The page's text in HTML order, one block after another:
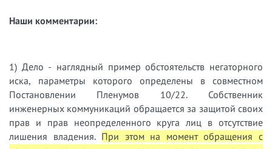
Наши комментарии:
1) Дело - наглядный пример обстоятельств негаторного
иска, параметры которого определены в совместном
Постановлении Пленумов 10/22. Собственник
инженерных коммуникаций обращается за защитой своих
прав и прав неопределенного круга лиц в отсутствие
лишения владения. При этом на момент обращения с